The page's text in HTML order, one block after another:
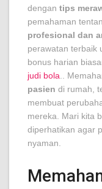
dengan tips
pemahaman
profesional dan
perawatan terbaik
bonus harian
judi bola ..
pasien di rumah,
membuat
mereka. Mari kita
diperhatikan agar
nyaman.